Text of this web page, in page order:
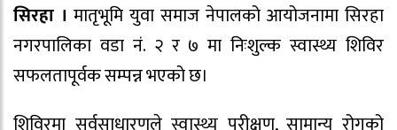
सिरहा । मातृभूमि युवा समाज नेपालको आयोजनामा सिरहा
नगरपालिका वडा नं. २ र ७ मा निःशुल्क स्वास्थ्य शिविर
सफलतापूर्वक सम्पन्न भएको छ।